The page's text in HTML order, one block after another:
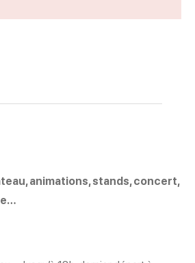
animations, stands, concert,
de la mer_La Tremblade, © Trajet coquille
de la mer_La Tremblade, © Poussez pas
de la mer_La Tremblade, © Crash and Strass